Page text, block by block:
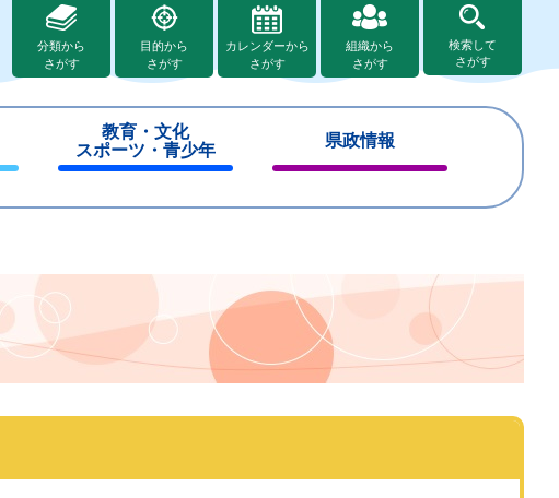
分類から
さがす
目的から
さがす
カレンダーから
さがす
組織から
さがす
検索して
さがす
教育・文化
スポーツ・青少年
じ
県政情報
じ